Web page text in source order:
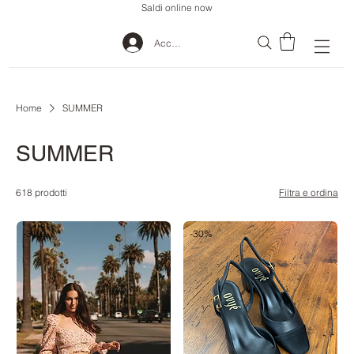
Saldi online now
Accedi
Home SUMMER
SUMMER
618 prodotti Filtra e ordina
-30% -30%